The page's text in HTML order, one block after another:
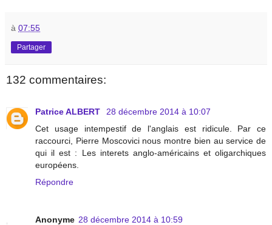
à 07:55
Partager
132 commentaires:
Patrice ALBERT
28 décembre 2014 à 10:07
Cet usage intempestif de l'anglais est ridicule. Par ce
raccourci, Pierre Moscovici nous montre bien au service de
qui il est : Les interets anglo-américains et oligarchiques
européens.
Répondre
Anonyme 28 décembre 2014 à 10:59